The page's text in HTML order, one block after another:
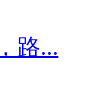
路...